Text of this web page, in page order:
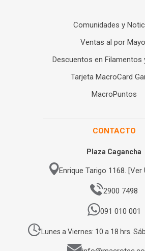
Comunidades y
Ventas al por
Descuentos en Filamentos
Tarjeta MacroCard
MacroPuntos
CONTACTO
Plaza Cagancha
Enrique Tarigo 1168. [Ver
2900 7498
091 010 001
Lunes a Viernes: 10 a 18 hrs.